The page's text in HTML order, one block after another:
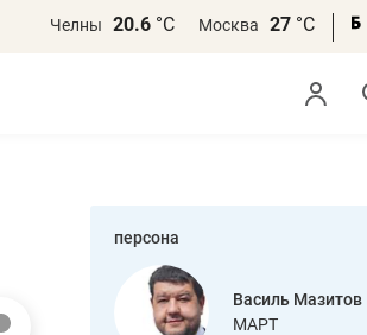
Челны 20.6 °С Москва 27 °С
персона
Василь Мазитов
МАРТ